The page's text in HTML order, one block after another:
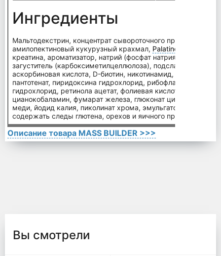
Ингредиенты
Мальтодекстрин, концентрат сывороточного протеина,
амилопектиновый кукурузный крахмал, Palatinose
креатина, ароматизатор, натрий (фосфат натрия), магний
загуститель (карбоксиметилцеллюлоза), подсластитель
аскорбиновая кислота, D-биотин, никотинамид, DL-α-
пантотенат, пиридоксина гидрохлорид, рибофлавин-5-
гидрохлорид, ретинола ацетат, фолиевая кислота,
цианокобаламин, фумарат железа, глюконат цинка,
меди, йодид калия, пиколинат хрома, эмульгатор (соевый
содержать следы глютена, орехов и яичного протеина.
Описание товара MASS BUILDER >>>
Вы смотрели